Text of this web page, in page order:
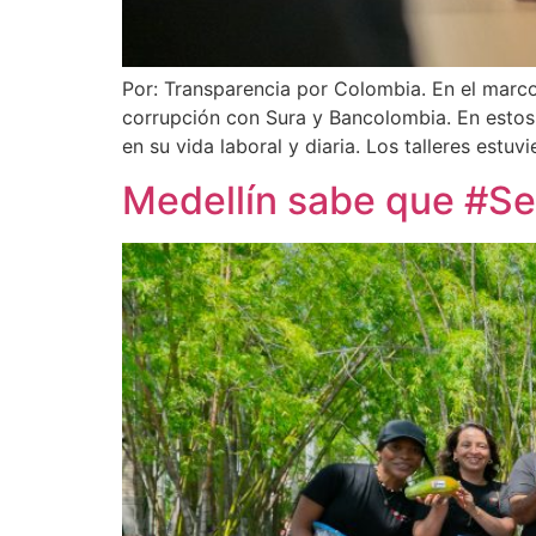
Por: Transparencia por Colombia. En el
corrupción con Sura y Bancolombia. En
en su vida laboral y diaria. Los talleres
Medellín sabe que